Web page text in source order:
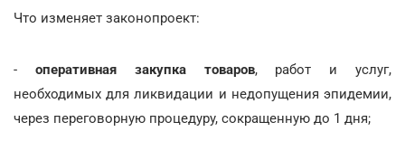
Что изменяет законопроект:
- оперативная закупка товаров, работ и услуг,
необходимых для ликвидации и недопущения эпидемии,
через переговорную процедуру, сокращенную до 1 дня;